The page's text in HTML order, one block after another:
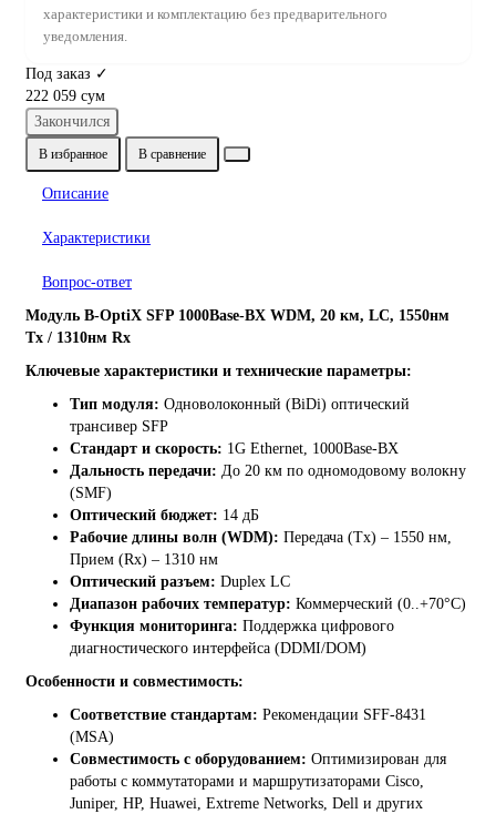
характеристики и комплектацию без предварительного
уведомления.
Под заказ ✓
222 059 сум
Закончился
В избранное В сравнение
Описание
Характеристики
Вопрос-ответ
Модуль B-OptiX SFP 1000Base-BX WDM, 20 км, LC, 1550нм
Tx / 1310нм Rx
Ключевые характеристики и технические параметры:
Тип модуля: Одноволоконный (BiDi) оптический
трансивер SFP
Стандарт и скорость: 1G Ethernet, 1000Base-BX
Дальность передачи: До 20 км по одномодовому волокну
(SMF)
Оптический бюджет: 14 дБ
Рабочие длины волн (WDM): Передача (Tx) – 1550 нм,
Прием (Rx) – 1310 нм
Оптический разъем: Duplex LC
Диапазон рабочих температур: Коммерческий (0..+70°C)
Функция мониторинга: Поддержка цифрового
диагностического интерфейса (DDMI/DOM)
Особенности и совместимость:
Соответствие стандартам: Рекомендации SFF-8431
(MSA)
Совместимость с оборудованием: Оптимизирован для
работы с коммутаторами и маршрутизаторами Cisco,
Juniper, HP, Huawei, Extreme Networks, Dell и других